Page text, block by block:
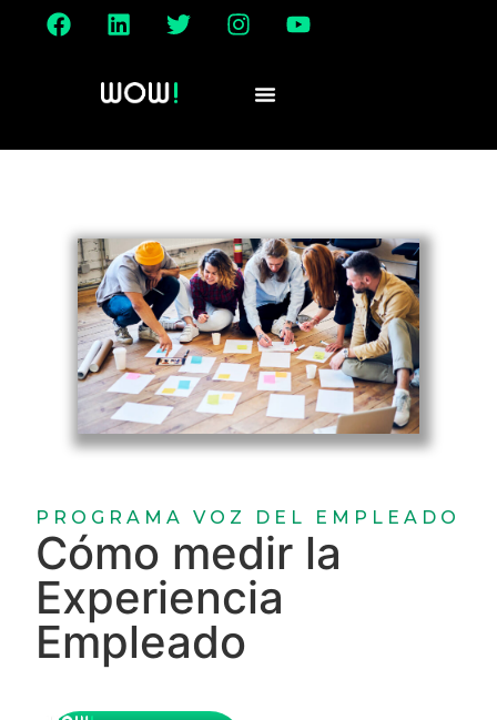
PROGRAMA VOZ DEL EMPLEADO
Cómo medir la
Experiencia
Empleado